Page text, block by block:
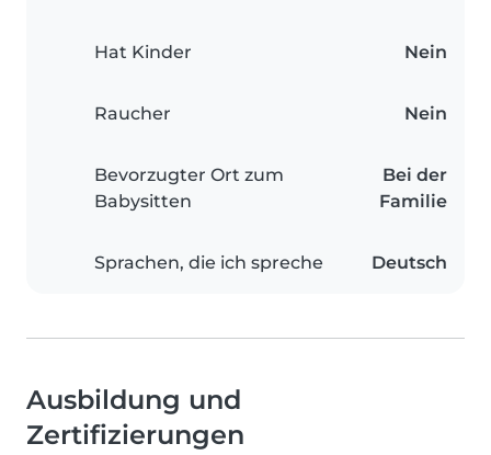
Hat Kinder Nein
Raucher Nein
Bevorzugter Ort zum
Babysitten
Bei der
Familie
Sprachen, die ich spreche Deutsch
Ausbildung und
Zertifizierungen